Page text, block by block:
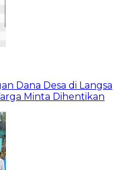
Dana Desa di Langsa
Minta Dihentikan